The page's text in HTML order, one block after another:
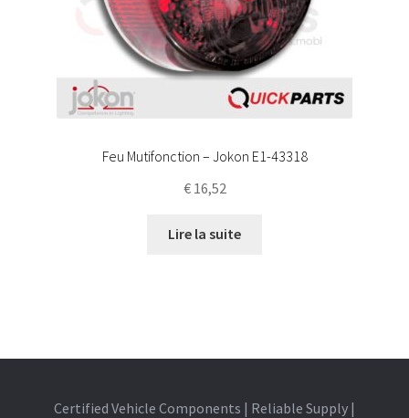
Feu Mutifonction – Jokon E1-43318
€16,52
Lire la suite
Certified Vehicle Components | Reliable Supply |